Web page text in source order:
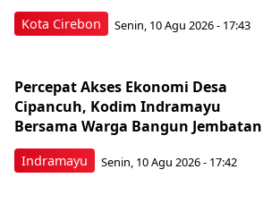
Kota Cirebon Senin, 10 Agu 2026 - 17:43
Indramayu
Percepat Akses Ekonomi Desa
Cipancuh, Kodim Indramayu
Bersama Warga Bangun Jembatan
Senin, 10 Agu 2026 - 17:42